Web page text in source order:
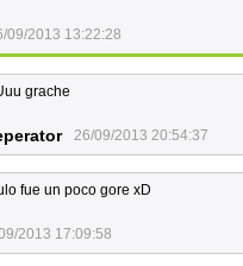
09/2013 13:22:28
grache
26/09/2013 20:54:37
fue un poco gore xD
2013 17:09:58